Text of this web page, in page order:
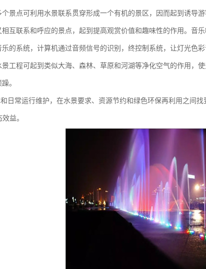
景点可利用水景联系贯穿形成一个有机的景区，因而起到诱导
互联系和呼应的景点，起到提高观赏价值和趣味性的作用。音
的系统，计算机通过音频信号的识别，终控制系统，让灯光色
工程可起到类似大海、森林、草原和河湖等净化空气的作用，
。
日常运行维护，在水景要求、资源节约和绿色环保再利用之间找
益。